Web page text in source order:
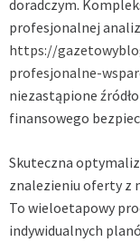
doradczym.
profesjonalnej
https://
profesjonalne-
niezastąpione
finansowego
Skuteczna
znalezieniu oferty z
To wieloetapowy
indywidualnych